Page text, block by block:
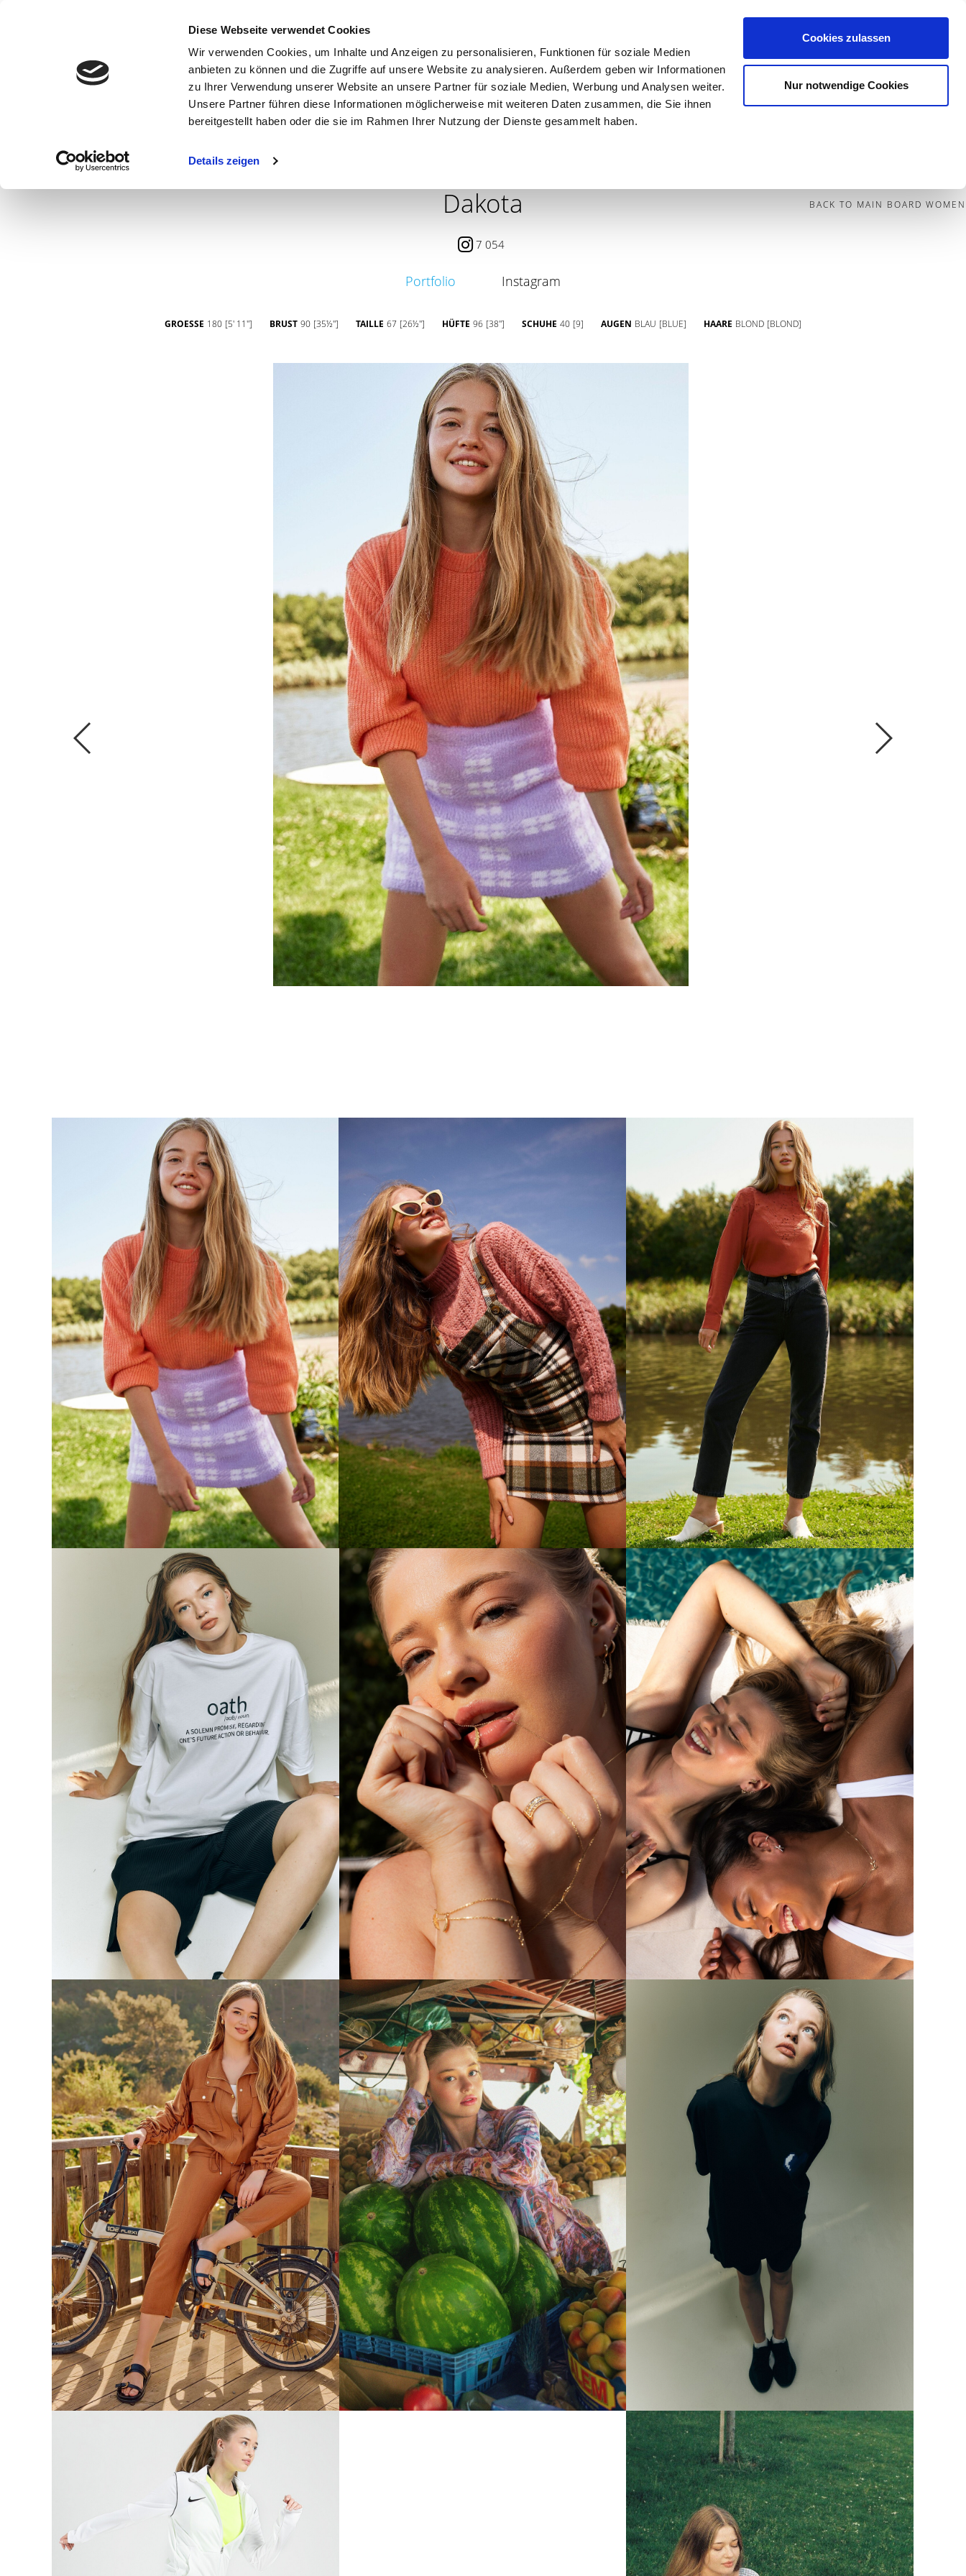
Diese Webseite verwendet Cookies
Wir verwenden Cookies, um Inhalte und Anzeigen zu personalisieren, Funktionen für soziale Medien
anbieten zu können und die Zugriffe auf unsere Website zu analysieren. Außerdem geben wir Informationen
zu Ihrer Verwendung unserer Website an unsere Partner für soziale Medien, Werbung und Analysen weiter.
Unsere Partner führen diese Informationen möglicherweise mit weiteren Daten zusammen, die Sie ihnen
bereitgestellt haben oder die sie im Rahmen Ihrer Nutzung der Dienste gesammelt haben.
Details zeigen
Cookies zulassen
Nur notwendige Cookies
Contact
MAIN BOARD
NEW FACES
Dakota BACK TO MAIN BOARD WOMEN
7 054
Portfolio Instagram
GROESSE 180 [5' 11''] BRUST 90 [35½''] TAILLE 67 [26½''] HÜFTE 96 [38''] SCHUHE 40 [9] AUGEN BLAU [BLUE] HAARE BLOND [BLOND]